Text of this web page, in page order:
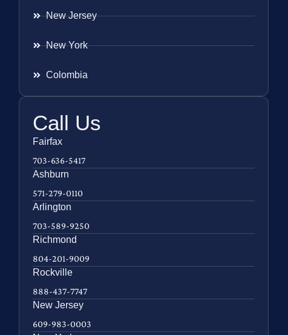
New Jersey
New York
Colombia
Call Us
Fairfax
703-636-5417
Ashburn
571-279-0110
Arlington
703-589-9250
Richmond
804-201-9009
Rockville
888-437-7747
New Jersey
609-983-0003